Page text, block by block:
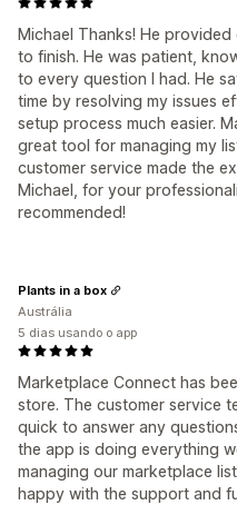
Michael Thanks! He
to finish. He was patient,
to every question I had. He
time by resolving my issues
setup process much easier.
great tool for managing my
customer service made the
Michael, for your
recommended!
Marketplace Connect has
store. The customer service
quick to answer any
the app is doing everything
managing our marketplace
happy with the support and
Plants in a box
Austrália
5 dias usando o app